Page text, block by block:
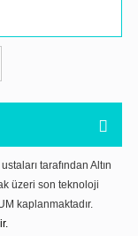
tarafından Altın
üzeri son teknoloji
kaplanmaktadır.